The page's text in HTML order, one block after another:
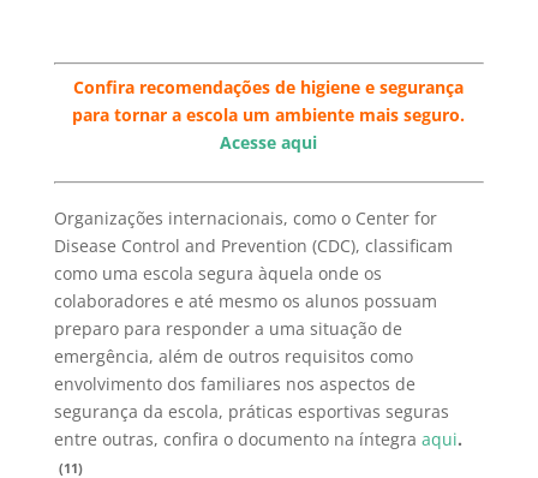
Confira recomendações de higiene e segurança
para tornar a escola um ambiente mais seguro.
Acesse aqui
Organizações internacionais, como o Center for
Disease Control and Prevention (CDC), classificam
como uma escola segura àquela onde os
colaboradores e até mesmo os alunos possuam
preparo para responder a uma situação de
emergência, além de outros requisitos como
envolvimento dos familiares nos aspectos de
segurança da escola, práticas esportivas seguras
entre outras, confira o documento na íntegra aqui.
(11)